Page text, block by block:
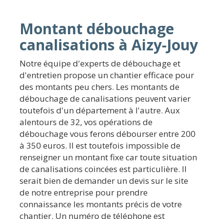
Montant débouchage
canalisations à Aizy-Jouy
Notre équipe d'experts de débouchage et
d'entretien propose un chantier efficace pour
des montants peu chers. Les montants de
débouchage de canalisations peuvent varier
toutefois d'un département à l'autre. Aux
alentours de 32, vos opérations de
débouchage vous ferons débourser entre 200
à 350 euros. Il est toutefois impossible de
renseigner un montant fixe car toute situation
de canalisations coincées est particulière. Il
serait bien de demander un devis sur le site
de notre entreprise pour prendre
connaissance les montants précis de votre
chantier. Un numéro de téléphone est